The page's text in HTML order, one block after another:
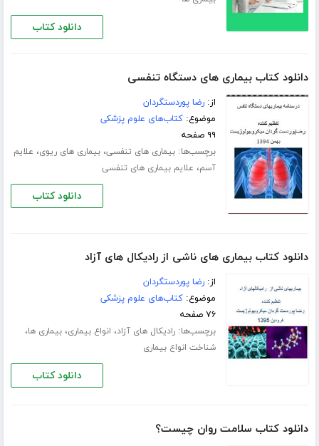
دانلود کتاب
دانلود کتاب بیماری های دستگاه تنفسی
از:رضا پوردستگردان
موضوع:کتاب‌های علوم پزشکی
۹۹ صفحه
برچسب‌ها:بیماری های تنفسی،بیماری های ریوی، علایم
آسم، علایم بیماری های تنفسی
دانلود کتاب
دانلود کتاب بیماری های ناشی از رادیکال های آزاد
از:رضا پوردستگردان
موضوع:کتاب‌های علوم پزشکی
۷۶ صفحه
برچسب‌ها:رادیکال های آزاد، انواع بیماری،بیماری ها،
شناخت انواع بیماری
دانلود کتاب
دانلود کتاب سلامت روان چیست؟